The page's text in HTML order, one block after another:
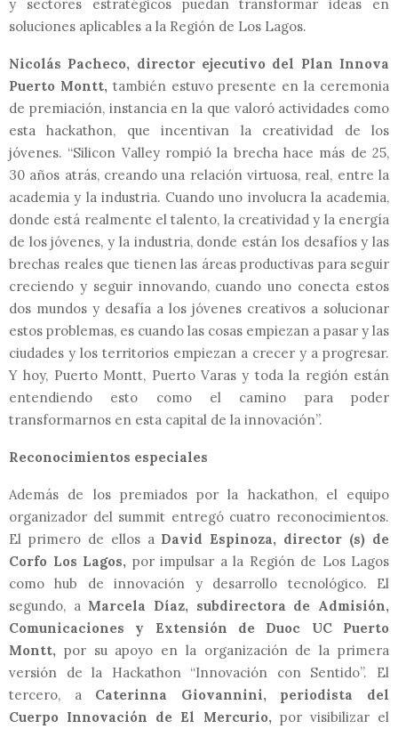
y sectores estratégicos puedan transformar ideas en
soluciones aplicables a la Región de Los Lagos.
Nicolás Pacheco, director ejecutivo del Plan Innova
Puerto Montt, también estuvo presente en la ceremonia
de premiación, instancia en la que valoró actividades como
esta hackathon, que incentivan la creatividad de los
jóvenes. “Silicon Valley rompió la brecha hace más de 25,
30 años atrás, creando una relación virtuosa, real, entre la
academia y la industria. Cuando uno involucra la academia,
donde está realmente el talento, la creatividad y la energía
de los jóvenes, y la industria, donde están los desafíos y las
brechas reales que tienen las áreas productivas para seguir
creciendo y seguir innovando, cuando uno conecta estos
dos mundos y desafía a los jóvenes creativos a solucionar
estos problemas, es cuando las cosas empiezan a pasar y las
ciudades y los territorios empiezan a crecer y a progresar.
Y hoy, Puerto Montt, Puerto Varas y toda la región están
entendiendo esto como el camino para poder
transformarnos en esta capital de la innovación”.
Reconocimientos especiales
Además de los premiados por la hackathon, el equipo
organizador del summit entregó cuatro reconocimientos.
El primero de ellos a David Espinoza, director (s) de
Corfo Los Lagos, por impulsar a la Región de Los Lagos
como hub de innovación y desarrollo tecnológico. El
segundo, a Marcela Díaz, subdirectora de Admisión,
Comunicaciones y Extensión de Duoc UC Puerto
Montt, por su apoyo en la organización de la primera
versión de la Hackathon “Innovación con Sentido”. El
tercero, a Caterinna Giovannini, periodista del
Cuerpo Innovación de El Mercurio, por visibilizar el